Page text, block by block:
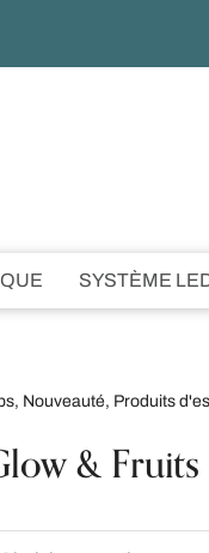
SYSTÈME
, Nouveauté, Produits
& Fruits